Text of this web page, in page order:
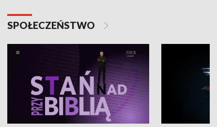
SPOŁECZEŃSTWO